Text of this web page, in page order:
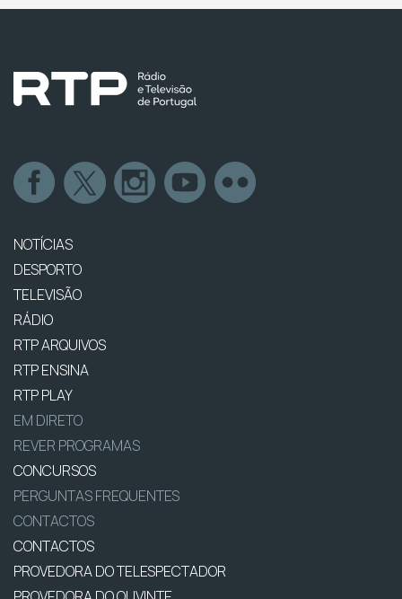
NOTÍCIAS
DESPORTO
TELEVISÃO
RÁDIO
RTP ARQUIVOS
RTP ENSINA
RTP PLAY
EM DIRETO
REVER PROGRAMAS
CONCURSOS
PERGUNTAS FREQUENTES
CONTACTOS
CONTACTOS
PROVEDORA DO TELESPECTADOR